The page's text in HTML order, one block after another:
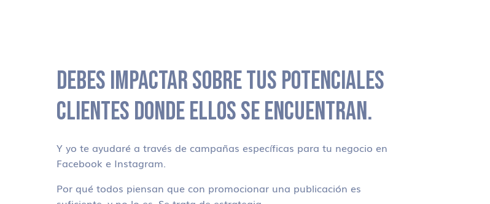
DEBES IMPACTAR SOBRE TUS POTENCIALES
CLIENTES DONDE ELLOS SE ENCUENTRAN.
Y yo te ayudaré a través de campañas específicas para tu negocio en
Facebook e Instagram.
Por qué todos piensan que con promocionar una publicación es